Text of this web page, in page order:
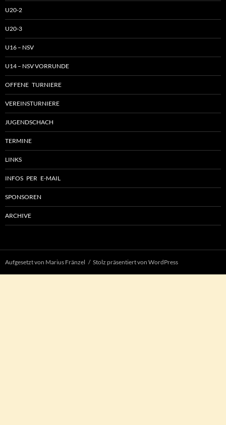
U20-2
U20-3
U16 – NSV
U14 – NSV VORRUNDE
OFFENE TURNIERE
VEREINSTURNIERE
JUGENDSCHACH
TERMINE
LINKS
INFOS PER E-MAIL
SPONSOREN
ARCHIVE
Aufgesetzt von Marius Fränzel Stolz präsentiert von WordPress